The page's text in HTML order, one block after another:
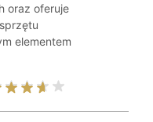
oraz oferuje
elementem